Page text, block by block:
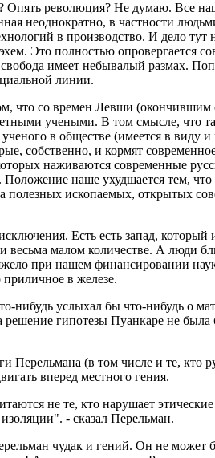
Опять революция? Не думаю. Все
неоднократно, в частности
в производство. И дело тут
Это полностью опровергается
имеет небывалый размах.
линии.
что со времен Левши (окончившим
учеными. В том смысле, что
в обществе (имеется в виду
собственно, и кормят
наживаются современные
Положение наше ухудшается тем,
полезных ископаемых, открытых
Есть есть запад,
весьма малом количестве. А люди
при нашем финансировании
приличное в железе.
нибудь услыхал бы что-нибудь о
решение гипотезы Пуанкаре не
Перельмана (в том числе и те, кто
вперед местного гения.
не те, кто нарушает
изоляции". - сказал Перельман.
чудак и гений. Он не может